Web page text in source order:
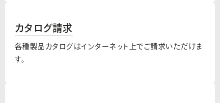
カタログ請求
各種製品カタログはインターネット上でご請求いただけま
す。